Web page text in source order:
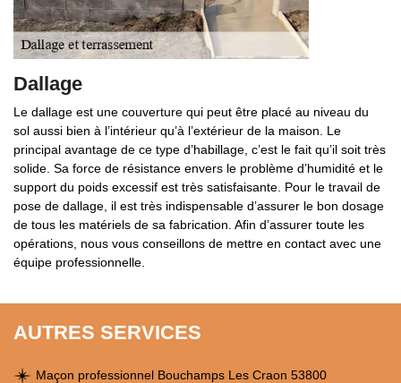
Dallage
Le dallage est une couverture qui peut être placé au niveau du
sol aussi bien à l’intérieur qu’à l’extérieur de la maison. Le
principal avantage de ce type d’habillage, c’est le fait qu’il soit très
solide. Sa force de résistance envers le problème d’humidité et le
support du poids excessif est très satisfaisante. Pour le travail de
pose de dallage, il est très indispensable d’assurer le bon dosage
de tous les matériels de sa fabrication. Afin d’assurer toute les
opérations, nous vous conseillons de mettre en contact avec une
équipe professionnelle.
AUTRES SERVICES
Maçon professionnel Bouchamps Les Craon 53800